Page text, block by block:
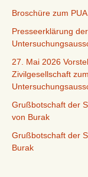
Broschüre zum
Presseerklärung
27. Mai 2026
Zivilgesellschaft
Grußbotschaft der
von Burak
Grußbotschaft der
Burak